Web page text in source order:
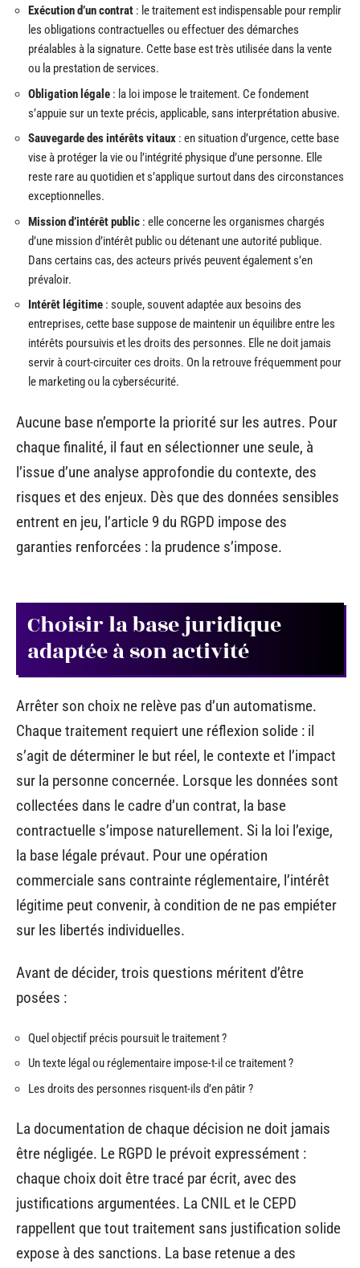
Exécution d’un contrat : le traitement est indispensable pour remplir
les obligations contractuelles ou effectuer des démarches
préalables à la signature. Cette base est très utilisée dans la vente
ou la prestation de services.
Obligation légale : la loi impose le traitement. Ce fondement
s’appuie sur un texte précis, applicable, sans interprétation abusive.
Sauvegarde des intérêts vitaux : en situation d’urgence, cette base
vise à protéger la vie ou l’intégrité physique d’une personne. Elle
reste rare au quotidien et s’applique surtout dans des circonstances
exceptionnelles.
Mission d’intérêt public : elle concerne les organismes chargés
d’une mission d’intérêt public ou détenant une autorité publique.
Dans certains cas, des acteurs privés peuvent également s’en
prévaloir.
Intérêt légitime : souple, souvent adaptée aux besoins des
entreprises, cette base suppose de maintenir un équilibre entre les
intérêts poursuivis et les droits des personnes. Elle ne doit jamais
servir à court-circuiter ces droits. On la retrouve fréquemment pour
le marketing ou la cybersécurité.
Aucune base n’emporte la priorité sur les autres. Pour
chaque finalité, il faut en sélectionner une seule, à
l’issue d’une analyse approfondie du contexte, des
risques et des enjeux. Dès que des données sensibles
entrent en jeu, l’article 9 du RGPD impose des
garanties renforcées : la prudence s’impose.
Choisir la base juridique
adaptée à son activité
Arrêter son choix ne relève pas d’un automatisme.
Chaque traitement requiert une réflexion solide : il
s’agit de déterminer le but réel, le contexte et l’impact
sur la personne concernée. Lorsque les données sont
collectées dans le cadre d’un contrat, la base
contractuelle s’impose naturellement. Si la loi l’exige,
la base légale prévaut. Pour une opération
commerciale sans contrainte réglementaire, l’intérêt
légitime peut convenir, à condition de ne pas empiéter
sur les libertés individuelles.
Avant de décider, trois questions méritent d’être
posées :
Quel objectif précis poursuit le traitement ?
Un texte légal ou réglementaire impose-t-il ce traitement ?
Les droits des personnes risquent-ils d’en pâtir ?
La documentation de chaque décision ne doit jamais
être négligée. Le RGPD le prévoit expressément :
chaque choix doit être tracé par écrit, avec des
justifications argumentées. La CNIL et le CEPD
rappellent que tout traitement sans justification solide
expose à des sanctions. La base retenue a des